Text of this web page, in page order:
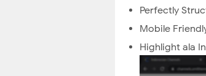
Perfectly
Mobile
Highlight ala